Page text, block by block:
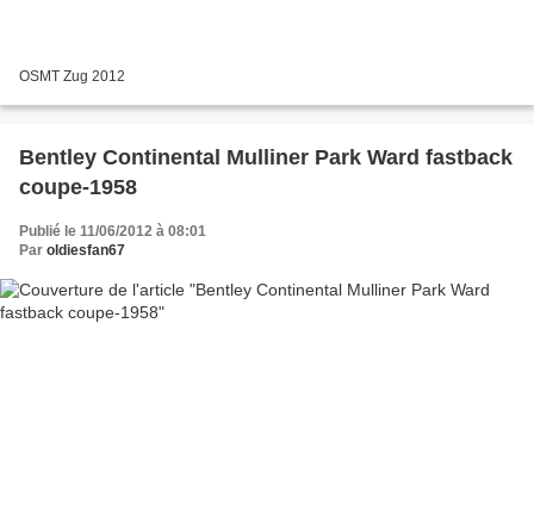
OSMT Zug 2012
Bentley Continental Mulliner Park Ward fastback
coupe-1958
Publié le 11/06/2012 à 08:01
Par oldiesfan67